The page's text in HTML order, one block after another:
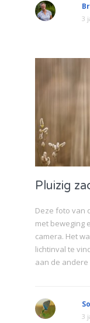
3
Pluizig
Deze foto van
met beweging
camera. Het
lichtinval te
aan de
3